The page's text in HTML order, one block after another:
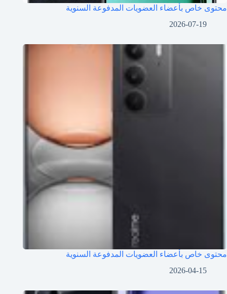
محتوى خاص بأعضاء العضويات المدفوعة السنوية
2026-07-19
محتوى خاص بأعضاء العضويات المدفوعة السنوية
2026-04-15